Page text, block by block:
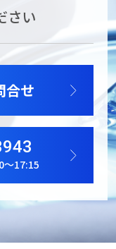
さい
合せ
17:15